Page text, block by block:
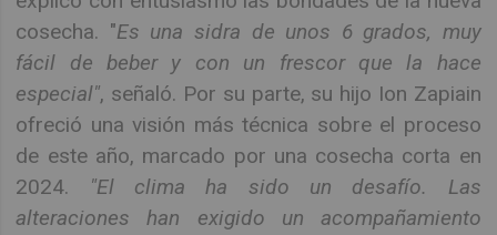
cosecha. "Es una sidra de unos 6 grados, muy
fácil de beber y con un frescor que la hace
especial", señaló. Por su parte, su hijo Ion Zapiain
ofreció una visión más técnica sobre el proceso
de este año, marcado por una cosecha corta en
2024. "El clima ha sido un desafío. Las
alteraciones han exigido un acompañamiento